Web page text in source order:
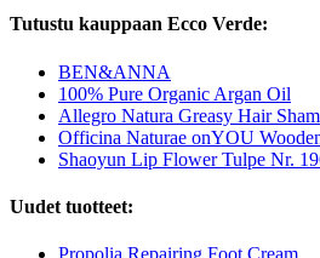
Tutustu kauppaan Ecco Verde:
BEN&ANNA
100% Pure Organic Argan Oil
Allegro Natura Greasy Hair
Officina Naturae onYOU
Shaoyun Lip Flower Tulpe Nr.
Uudet tuotteet: